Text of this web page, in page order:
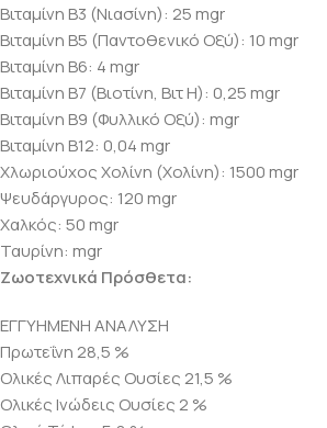
Βιταμίνη B3 (Νιασίνη): 25 mgr
Βιταμίνη B5 (Παντοθενικό Οξύ): 10 mgr
Βιταμίνη B6: 4 mgr
Βιταμίνη B7 (Βιοτίνη, Βιτ Η): 0,25 mgr
Βιταμίνη B9 (Φυλλικό Οξύ): mgr
Βιταμίνη B12: 0,04 mgr
Χλωριούχος Χολίνη (Χολίνη): 1500 mgr
Ψευδάργυρος: 120 mgr
Χαλκός: 50 mgr
Ταυρίνη: mgr
Ζωοτεχνικά Πρόσθετα:
ΕΓΓΥΗΜΕΝΗ ΑΝΑΛΥΣΗ
Πρωτεΐνη 28,5 %
Ολικές Λιπαρές Ουσίες 21,5 %
Ολικές Ινώδεις Ουσίες 2 %